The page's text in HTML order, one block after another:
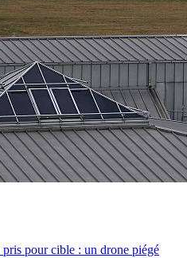
pour cible : un drone piégé